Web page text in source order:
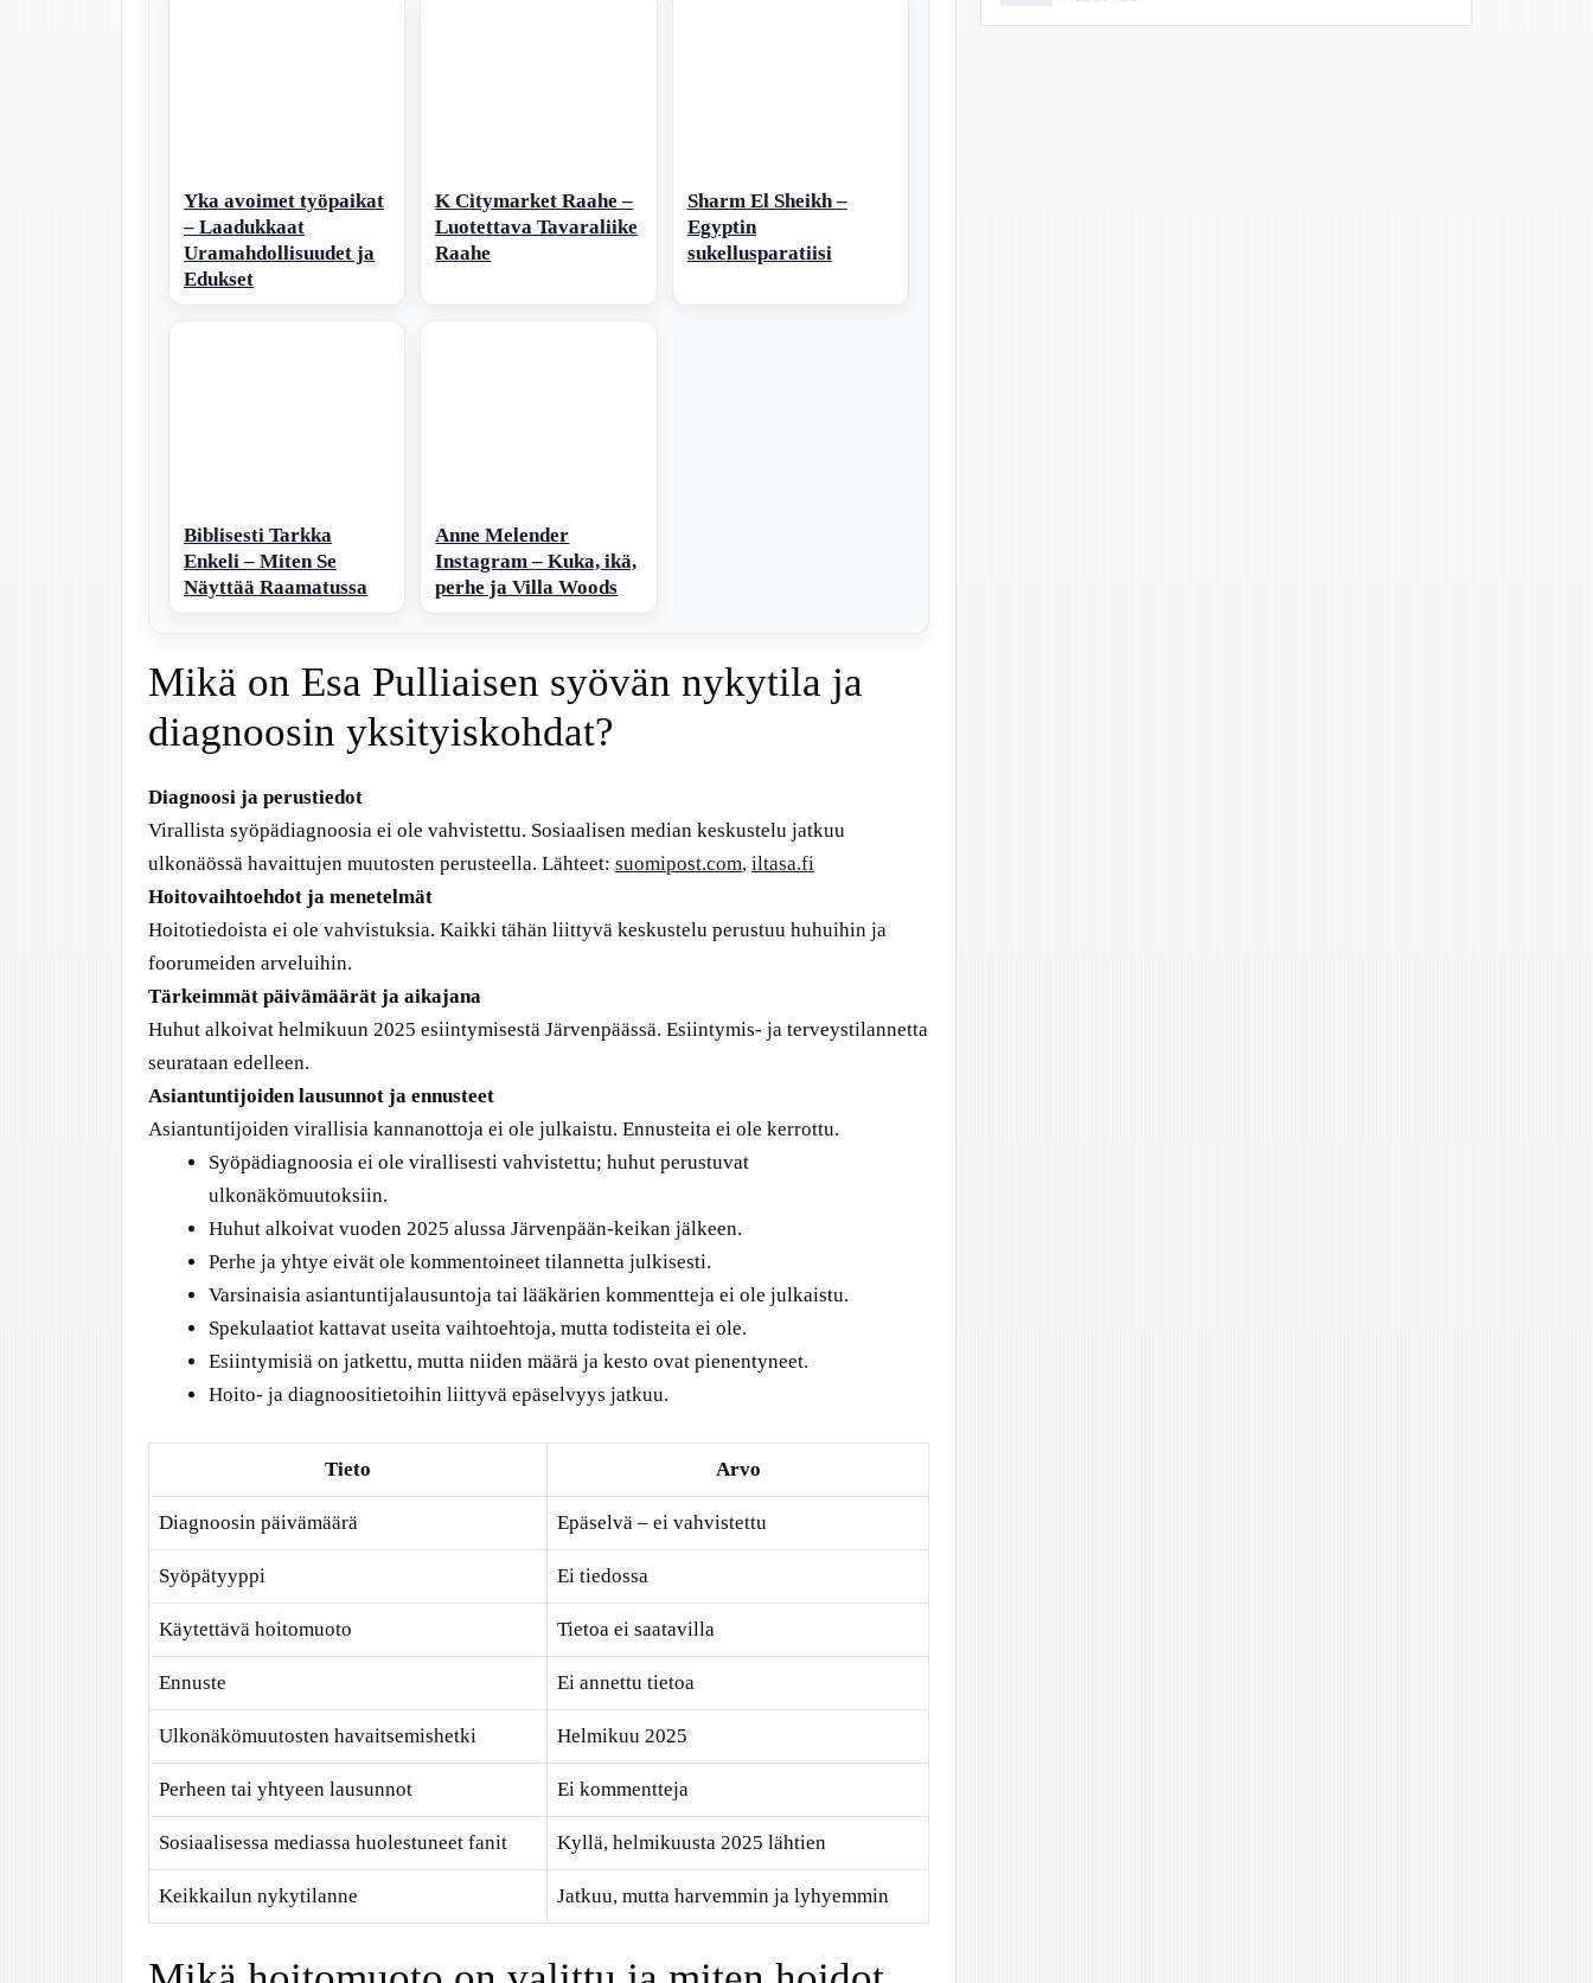
Yka avoimet työpaikat
– Laadukkaat
Uramahdollisuudet ja
Edukset
K Citymarket Raahe –
Luotettava Tavaraliike
Raahe
Sharm El Sheikh –
Egyptin
sukellusparatiisi
Biblisesti Tarkka
Enkeli – Miten Se
Näyttää Raamatussa
Anne Melender
Instagram – Kuka, ikä,
perhe ja Villa Woods
Mikä on Esa Pulliaisen syövän nykytila ja
diagnoosin yksityiskohdat?
Diagnoosi ja perustiedot
Virallista syöpädiagnoosia ei ole vahvistettu. Sosiaalisen median keskustelu jatkuu
ulkonäössä havaittujen muutosten perusteella. Lähteet: suomipost.com, iltasa.fi
Hoitovaihtoehdot ja menetelmät
Hoitotiedoista ei ole vahvistuksia. Kaikki tähän liittyvä keskustelu perustuu huhuihin ja
foorumeiden arveluihin.
Tärkeimmät päivämäärät ja aikajana
Huhut alkoivat helmikuun 2025 esiintymisestä Järvenpäässä. Esiintymis- ja terveystilannetta
seurataan edelleen.
Asiantuntijoiden lausunnot ja ennusteet
Asiantuntijoiden virallisia kannanottoja ei ole julkaistu. Ennusteita ei ole kerrottu.
Syöpädiagnoosia ei ole virallisesti vahvistettu; huhut perustuvat
ulkonäkömuutoksiin.
Huhut alkoivat vuoden 2025 alussa Järvenpään-keikan jälkeen.
Perhe ja yhtye eivät ole kommentoineet tilannetta julkisesti.
Varsinaisia asiantuntijalausuntoja tai lääkärien kommentteja ei ole julkaistu.
Spekulaatiot kattavat useita vaihtoehtoja, mutta todisteita ei ole.
Esiintymisiä on jatkettu, mutta niiden määrä ja kesto ovat pienentyneet.
Hoito- ja diagnoositietoihin liittyvä epäselvyys jatkuu.
Tieto Arvo
Diagnoosin päivämäärä Epäselvä – ei vahvistettu
Syöpätyyppi Ei tiedossa
Käytettävä hoitomuoto Tietoa ei saatavilla
Ennuste Ei annettu tietoa
Ulkonäkömuutosten havaitsemishetki Helmikuu 2025
Perheen tai yhtyeen lausunnot Ei kommentteja
Sosiaalisessa mediassa huolestuneet fanit Kyllä, helmikuusta 2025 lähtien
Keikkailun nykytilanne Jatkuu, mutta harvemmin ja lyhyemmin